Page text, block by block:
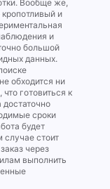
Вообще же,
и
и
большой
данных.
обходится ни
готовиться к
сроки
будет
случае стоит
через
выполнить